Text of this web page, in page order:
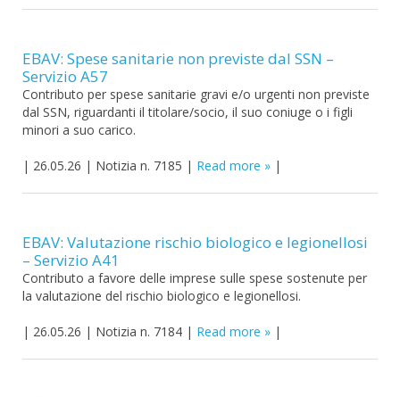
EBAV: Spese sanitarie non previste dal SSN –
Servizio A57
Contributo per spese sanitarie gravi e/o urgenti non previste
dal SSN, riguardanti il titolare/socio, il suo coniuge o i figli
minori a suo carico.
| 26.05.26 | Notizia n. 7185 | Read more |
EBAV: Valutazione rischio biologico e legionellosi
– Servizio A41
Contributo a favore delle imprese sulle spese sostenute per
la valutazione del rischio biologico e legionellosi.
| 26.05.26 | Notizia n. 7184 | Read more |